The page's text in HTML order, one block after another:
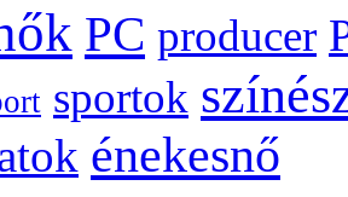
PC producer
sportok
énekesnő